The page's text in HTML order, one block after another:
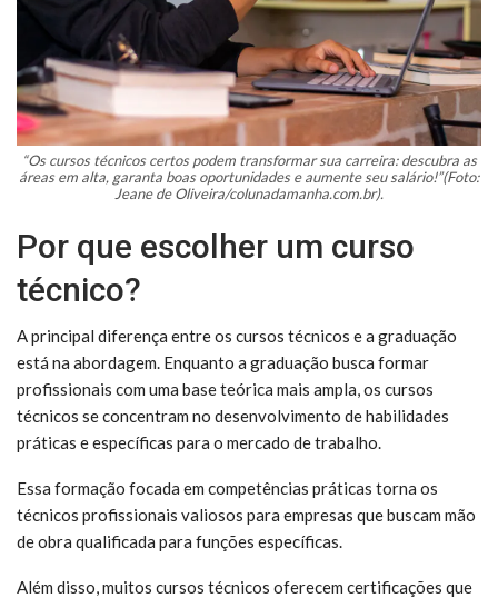
“Os cursos técnicos certos podem transformar sua carreira: descubra as
áreas em alta, garanta boas oportunidades e aumente seu salário!”(Foto:
Jeane de Oliveira/colunadamanha.com.br).
Por que escolher um curso
técnico?
A principal diferença entre os cursos técnicos e a graduação
está na abordagem. Enquanto a graduação busca formar
profissionais com uma base teórica mais ampla, os cursos
técnicos se concentram no desenvolvimento de habilidades
práticas e específicas para o mercado de trabalho.
Essa formação focada em competências práticas torna os
técnicos profissionais valiosos para empresas que buscam mão
de obra qualificada para funções específicas.
Além disso, muitos cursos técnicos oferecem certificações que